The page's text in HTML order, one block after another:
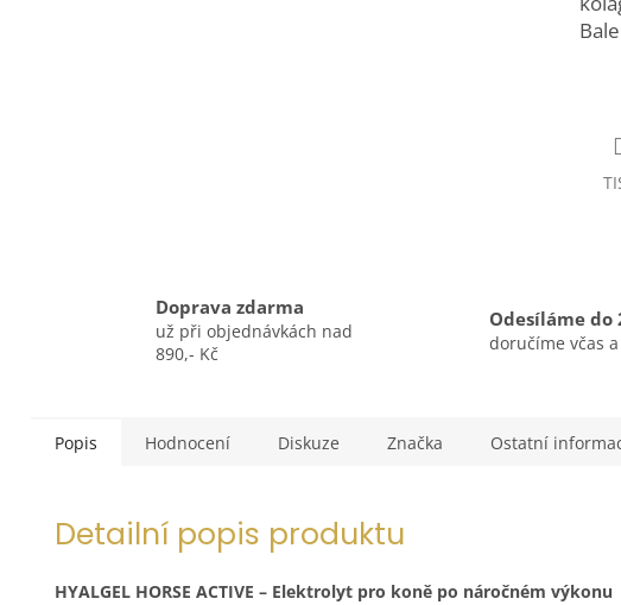
Doprava zdarma
už při objednávkách nad
890,- Kč
Odesíláme do
doručíme včas
Popis Hodnocení Diskuze Značka Ostatní
Detailní popis produktu
HYALGEL HORSE ACTIVE – Elektrolyt pro koně po náročném výkonu